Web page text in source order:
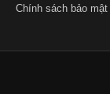
Chính sách bảo mật